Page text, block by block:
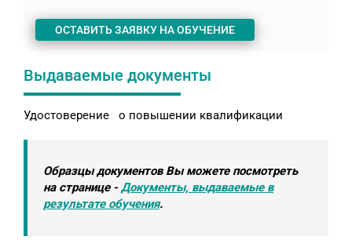
ОСТАВИТЬ ЗАЯВКУ НА ОБУЧЕНИЕ
Выдаваемые документы
Удостоверение о повышении квалификации
Образцы документов Вы можете посмотреть
на странице -Документы, выдаваемые в
результате обучения.